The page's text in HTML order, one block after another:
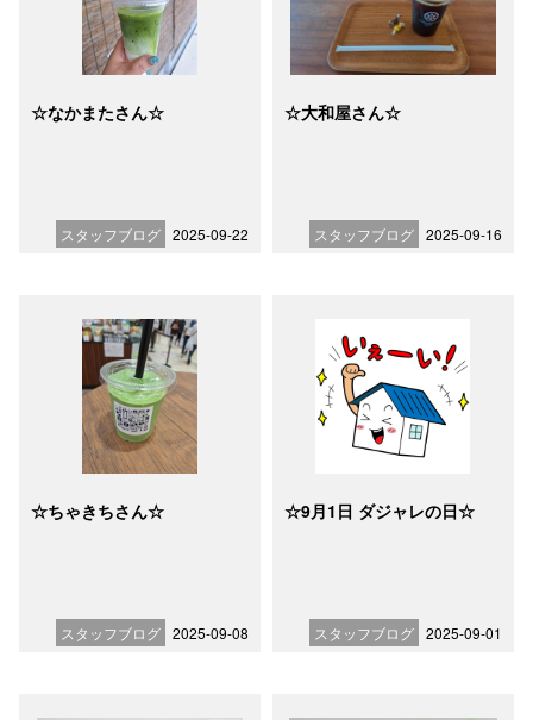
☆なかまたさん☆
スタッフブログ 2025-09-22
☆大和屋さん☆
スタッフブログ 2025-09-16
☆ちゃきちさん☆
スタッフブログ 2025-09-08
☆9月1日 ダジャレの日☆
スタッフブログ 2025-09-01